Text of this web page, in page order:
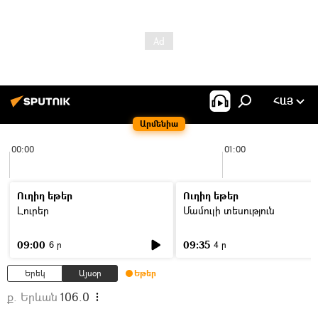
Արմենիա
ՀԱՅ
00:00 01:00
Ուղիղ եթեր
Լուրեր
09:00 6 ր
Ուղիղ եթեր
Մամուլի տեսություն
09:35 4 ր
Երեկ Այսօր Եթեր
ք. Երևան 106.0